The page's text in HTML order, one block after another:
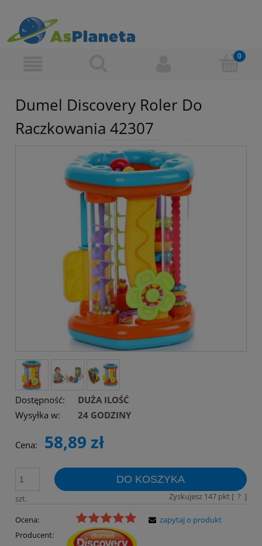
Dumel Discovery Roler Do
Raczkowania 42307
Dostępność:
DUŻA ILOŚĆ
Wysyłka w:
24 GODZINY
Cena: 58,89 zł
szt.
DO KOSZYKA
Zyskujesz 147pkt [ ? ]
Ocena:
Producent:
zapytaj o produkt